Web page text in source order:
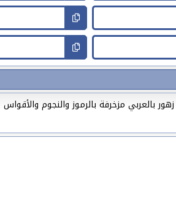
مزخرفة بالرموز والنجوم والأقواس